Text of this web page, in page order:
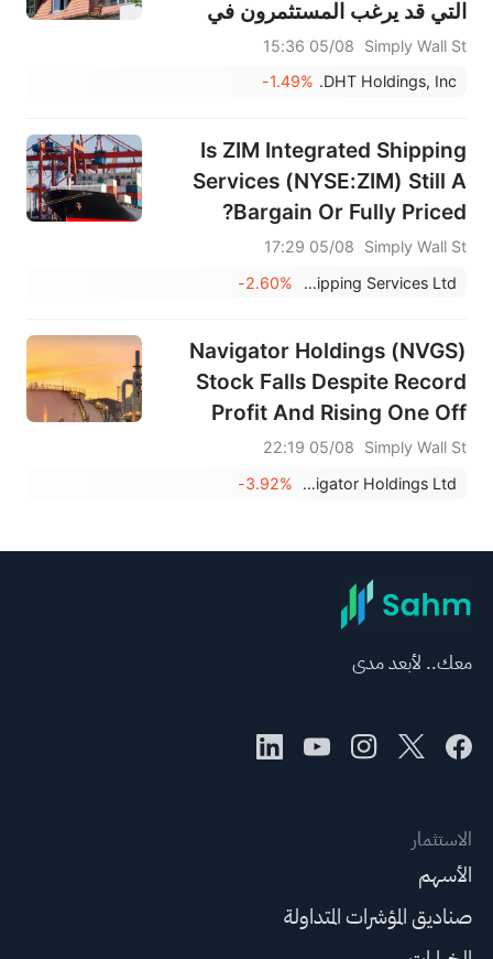
التي قد يرغب المستثمرون في
متابعتها
Simply Wall St
05/08 15:36
DHT Holdings, Inc.
-1.49%
Is ZIM Integrated Shipping
Services (NYSE:ZIM) Still A
Bargain Or Fully Priced?
Simply Wall St
05/08 17:29
ZIM Integrated Shipping Services Ltd.
-2.60%
Navigator Holdings (NVGS)
Stock Falls Despite Record
Profit And Rising One Off
Risks
Simply Wall St
05/08 22:19
Navigator Holdings Ltd.
-3.92%
معك.. لأبعد مدى
الاستثمار
الأسهم
صناديق المؤشرات المتداولة